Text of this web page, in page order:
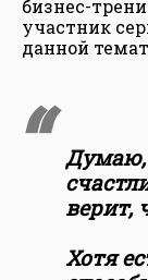
бизнес-
участник
данной
Думаю,
верит,
Хотя